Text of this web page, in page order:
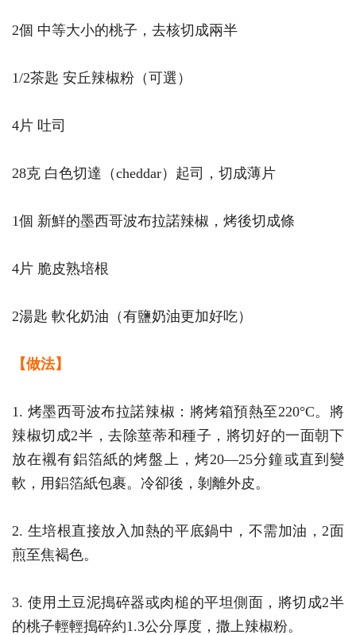
2個 中等大小的桃子，去核切成兩半
1/2茶匙 安丘辣椒粉（可選）
4片 吐司
28克 白色切達（cheddar）起司，切成薄片
1個 新鮮的墨西哥波布拉諾辣椒，烤後切成條
4片 脆皮熟培根
2湯匙 軟化奶油（有鹽奶油更加好吃）
【做法】
1. 烤墨西哥波布拉諾辣椒：將烤箱預熱至220°C。將
辣椒切成2半，去除莖蒂和種子，將切好的一面朝下
放在襯有鋁箔紙的烤盤上，烤20—25分鐘或直到變
軟，用鋁箔紙包裹。冷卻後，剝離外皮。
2. 生培根直接放入加熱的平底鍋中，不需加油，2面
煎至焦褐色。
3. 使用土豆泥搗碎器或肉槌的平坦側面，將切成2半
的桃子輕輕搗碎約1.3公分厚度，撒上辣椒粉。